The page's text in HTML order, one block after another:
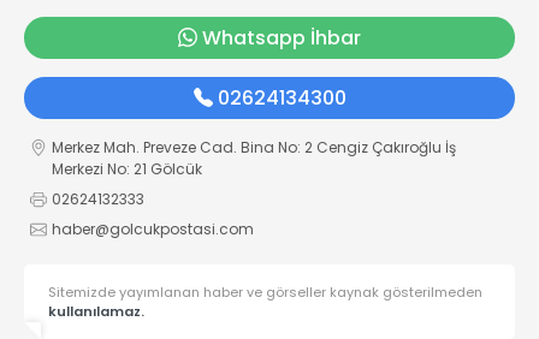
Whatsapp İhbar
02624134300
Merkez Mah. Preveze Cad. Bina No: 2 Cengiz Çakıroğlu İş
Merkezi No: 21 Gölcük
02624132333
haber@golcukpostasi.com
Sitemizde yayımlanan haber ve görseller kaynak gösterilmeden
kullanılamaz.